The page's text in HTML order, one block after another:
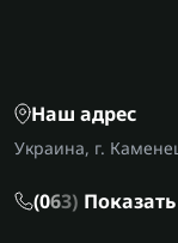
Наш адрес
Украина, г.
(063)